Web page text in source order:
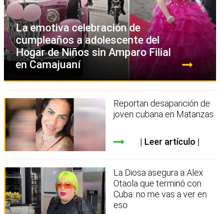
La emotiva celebración de
cumpleaños a adolescente del
Hogar de Niños sin Amparo Filial
en Camajuaní
Reportan desaparición de
joven cubana en Matanzas
Leer artículo
La Diosa asegura a Alex
Otaola que terminó con
Cuba: no me vas a ver en
eso